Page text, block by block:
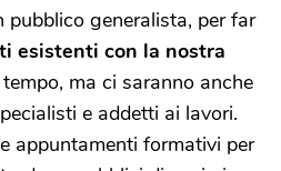
generalista, per far
esistenti con la nostra
ma ci saranno anche
e addetti ai lavori.
appuntamenti formativi per